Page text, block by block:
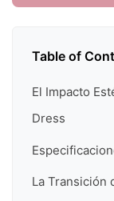
Table of
El Impacto
Dress
La Transición